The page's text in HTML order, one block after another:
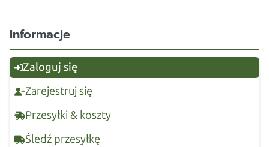
Informacje
Zaloguj się
Zarejestruj się
Przesyłki & koszty
Śledź przesyłkę